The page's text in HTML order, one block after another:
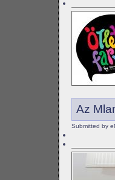
Az
Submitted by